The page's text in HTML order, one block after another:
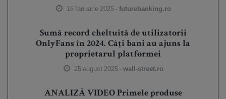
16 Ianuarie 2025 -futurebanking.ro
Sumă record cheltuită de utilizatorii
OnlyFans în 2024. Câți bani au ajuns la
proprietarul platformei
25 August 2025 -wall-street.ro
ANALIZĂ VIDEO Primele produse